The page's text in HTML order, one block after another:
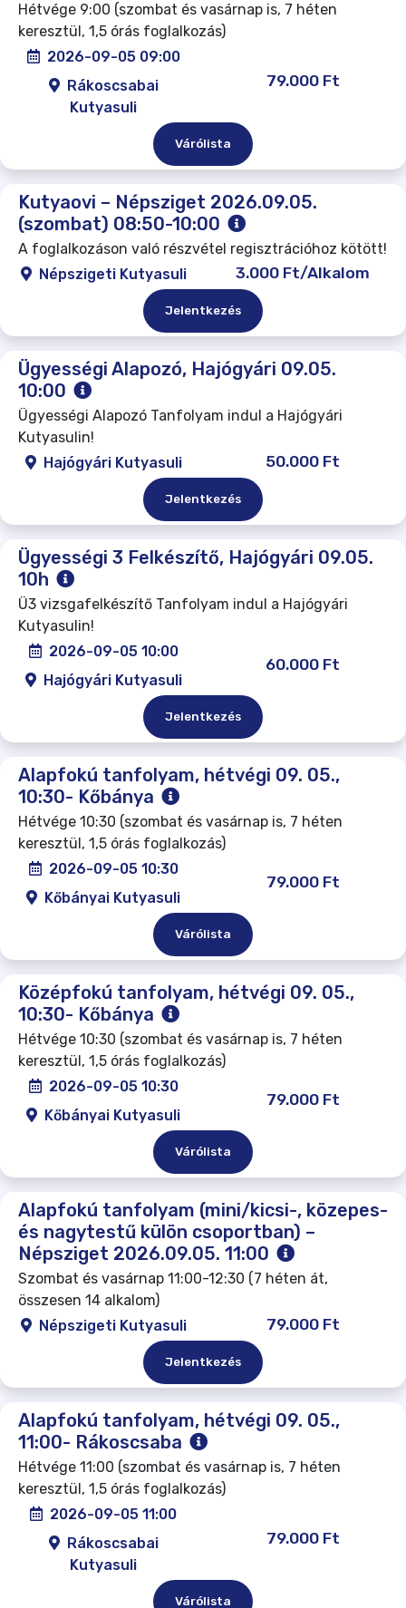
Hétvége 9:00 (szombat és vasárnap is, 7 héten
keresztül, 1,5 órás foglalkozás)
2026-09-05 09:00
Rákoscsabai
Kutyasuli
79.000 Ft
Várólista
Kutyaovi – Népsziget 2026.09.05.
(szombat) 08:50-10:00
A foglalkozáson való részvétel regisztrációhoz kötött!
Népszigeti Kutyasuli
3.000 Ft/Alkalom
Jelentkezés
Ügyességi Alapozó, Hajógyári 09.05.
10:00
Ügyességi Alapozó Tanfolyam indul a Hajógyári
Kutyasulin!
Hajógyári Kutyasuli
50.000 Ft
Jelentkezés
Ügyességi 3 Felkészítő, Hajógyári 09.05.
10h
Ü3 vizsgafelkészítő Tanfolyam indul a Hajógyári
Kutyasulin!
2026-09-05 10:00
Hajógyári Kutyasuli
60.000 Ft
Jelentkezés
Alapfokú tanfolyam, hétvégi 09. 05.,
10:30- Kőbánya
Hétvége 10:30 (szombat és vasárnap is, 7 héten
keresztül, 1,5 órás foglalkozás)
2026-09-05 10:30
Kőbányai Kutyasuli
79.000 Ft
Várólista
Középfokú tanfolyam, hétvégi 09. 05.,
10:30- Kőbánya
Hétvége 10:30 (szombat és vasárnap is, 7 héten
keresztül, 1,5 órás foglalkozás)
2026-09-05 10:30
Kőbányai Kutyasuli
79.000 Ft
Várólista
Alapfokú tanfolyam (mini/kicsi-, közepes-
és nagytestű külön csoportban) –
Népsziget 2026.09.05. 11:00
Szombat és vasárnap 11:00-12:30 (7 héten át,
összesen 14 alkalom)
Népszigeti Kutyasuli
79.000 Ft
Jelentkezés
Alapfokú tanfolyam, hétvégi 09. 05.,
11:00- Rákoscsaba
Hétvége 11:00 (szombat és vasárnap is, 7 héten
keresztül, 1,5 órás foglalkozás)
2026-09-05 11:00
Rákoscsabai
Kutyasuli
79.000 Ft
Várólista